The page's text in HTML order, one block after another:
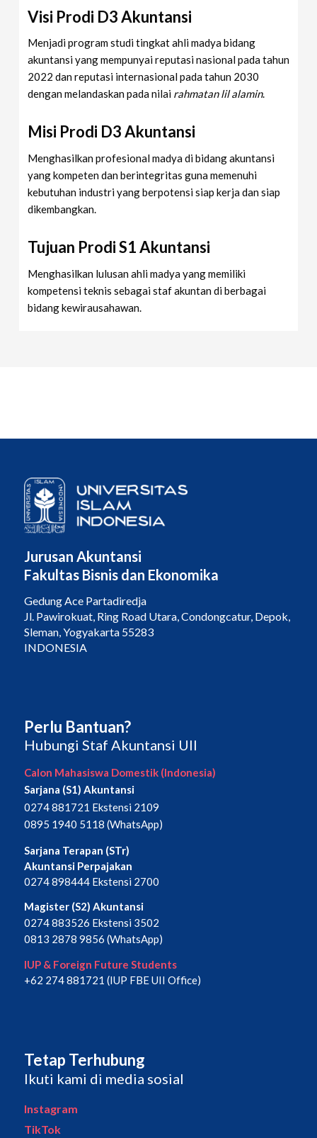
Visi Prodi D3 Akuntansi
Menjadi program studi tingkat ahli madya bidang
akuntansi yang mempunyai reputasi nasional pada tahun
2022 dan reputasi internasional pada tahun 2030
dengan melandaskan pada nilai rahmatan lil alamin.
Misi Prodi D3 Akuntansi
Menghasilkan profesional madya di bidang akuntansi
yang kompeten dan berintegritas guna memenuhi
kebutuhan industri yang berpotensi siap kerja dan siap
dikembangkan.
Tujuan Prodi S1 Akuntansi
Menghasilkan lulusan ahli madya yang memiliki
kompetensi teknis sebagai staf akuntan di berbagai
bidang kewirausahawan.
Jurusan Akuntansi
Fakultas Bisnis dan Ekonomika
Gedung Ace Partadiredja
Jl. Pawirokuat, Ring Road Utara, Condongcatur, Depok,
Sleman, Yogyakarta 55283
INDONESIA
Perlu Bantuan?
Hubungi Staf Akuntansi UII
Calon Mahasiswa Domestik (Indonesia)
Sarjana (S1) Akuntansi
0274 881721 Ekstensi 2109
0895 1940 5118 (WhatsApp)
Sarjana Terapan (STr)
Akuntansi Perpajakan
0274 898444 Ekstensi 2700
Magister (S2) Akuntansi
0274 883526 Ekstensi 3502
0813 2878 9856 (WhatsApp)
IUP & Foreign Future Students
+62 274 881721 (IUP FBE UII Office)
Tetap Terhubung
Ikuti kami di media sosial
Instagram
TikTok